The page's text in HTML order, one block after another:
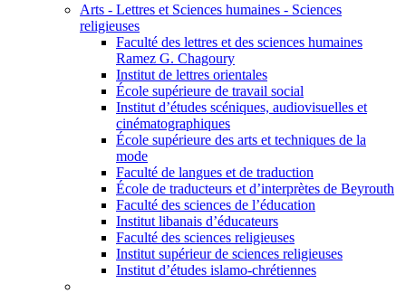
Arts - Lettres et Sciences humaines - Sciences
religieuses
Faculté des lettres et des sciences humaines
Ramez G. Chagoury
Institut de lettres orientales
École supérieure de travail social
Institut d’études scéniques, audiovisuelles et
cinématographiques
École supérieure des arts et techniques de la
mode
Faculté de langues et de traduction
École de traducteurs et d’interprètes de Beyrouth
Faculté des sciences de l’éducation
Institut libanais d’éducateurs
Faculté des sciences religieuses
Institut supérieur de sciences religieuses
Institut d’études islamo-chrétiennes